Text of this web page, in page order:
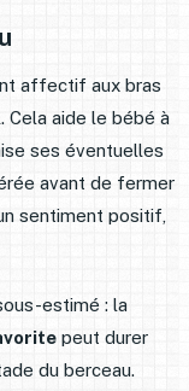
affectif aux bras
Cela aide le bébé à
ses éventuelles
avant de fermer
sentiment positif,
estimé : la
peut durer
du berceau.